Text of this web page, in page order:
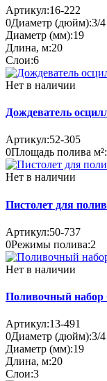
Артикул:16-222
0Диаметр (дюйм):3/4
Диаметр (мм):19
Длина, м:20
Слои:6
Нет в наличии
Дождеватель
Артикул:52-305
0Площадь полива м²:
Нет в наличии
Пистолет для
Артикул:50-737
0Режимы полива:2
Нет в наличии
Поливочный набор
Артикул:13-491
0Диаметр (дюйм):3/4
Диаметр (мм):19
Длина, м:20
Слои:3